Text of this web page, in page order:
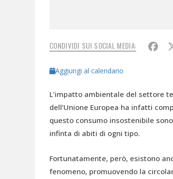
CONDIVIDI SUI SOCIAL MEDIA:
Aggiungi al calendario
L’impatto ambientale del settore
dell’Unione Europea ha infatti
questo consumo insostenibile
infinta di abiti di ogni tipo.
Fortunatamente, però, esistono
fenomeno, promuovendo la